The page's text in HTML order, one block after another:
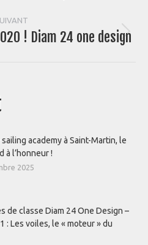
:
Article! Diam 24 one design
academy à Saint-Martin, le
à l’honneur !
2025
de classe Diam 24 One Design –
: Les voiles, le « moteur » du